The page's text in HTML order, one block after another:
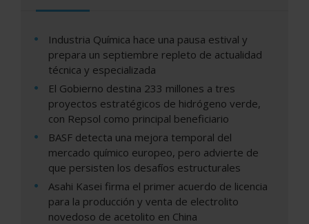
Industria Química hace una pausa estival y
prepara un septiembre repleto de actualidad
técnica y especializada
El Gobierno destina 233 millones a tres
proyectos estratégicos de hidrógeno verde,
con Repsol como principal beneficiario
BASF detecta una mejora temporal del
mercado químico europeo, pero advierte de
que persisten los desafíos estructurales
Asahi Kasei firma el primer acuerdo de licencia
para la producción y venta de electrolito
novedoso de acetolito en China